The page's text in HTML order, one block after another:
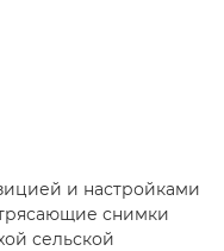
и настройками
снимки
сельской